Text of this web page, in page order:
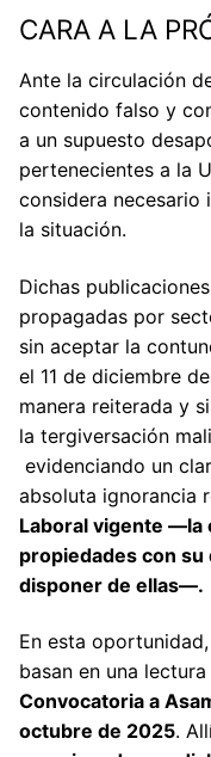
CARA A LA
Ante la circulación
contenido falso y
a un supuesto
pertenecientes a la
considera necesario
la situación.
Dichas
propagadas por
sin aceptar la
el 11 de diciembre
manera reiterada y
la tergiversación
evidenciando un
absoluta ignorancia
Laboral vigente —la
propiedades con
disponer de ellas—.
En esta
basan en una
Convocatoria a
octubre de 2025.